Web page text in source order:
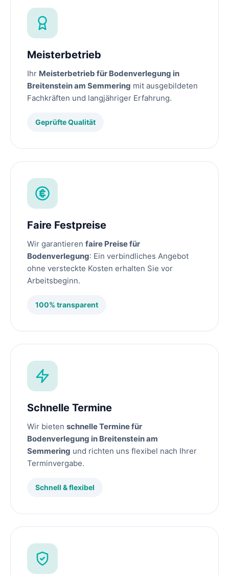
Meisterbetrieb
Ihr Meisterbetrieb für Bodenverlegung in
Breitenstein am Semmering mit ausgebildeten
Fachkräften und langjähriger Erfahrung.
Geprüfte Qualität
Faire Festpreise
Wir garantieren faire Preise für
Bodenverlegung: Ein verbindliches Angebot
ohne versteckte Kosten erhalten Sie vor
Arbeitsbeginn.
100% transparent
Schnelle Termine
Wir bieten schnelle Termine für
Bodenverlegung in Breitenstein am
Semmering und richten uns flexibel nach Ihrer
Terminvergabe.
Schnell & flexibel